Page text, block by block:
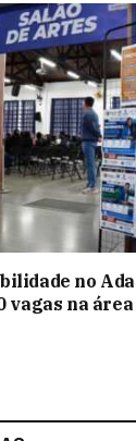
no
vagas na